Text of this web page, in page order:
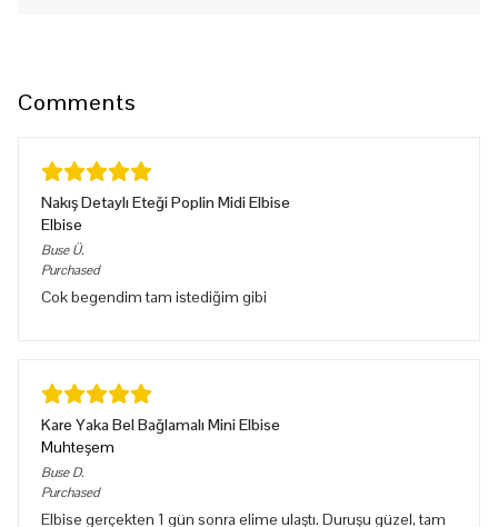
Comments
Nakış Detaylı Eteği Poplin Midi Elbise
Elbise
Buse Ü.
Purchased
Cok begendim tam istediğim gibi
Kare Yaka Bel Bağlamalı Mini Elbise
Muhteşem
Buse D.
Purchased
Elbise gerçekten 1 gün sonra elime ulaştı. Duruşu güzel, tam